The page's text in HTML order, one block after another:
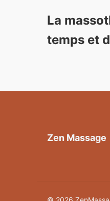
La
temps et
Zen Massage